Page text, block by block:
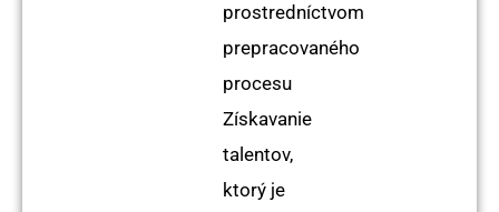
prostredníctvom
prepracovaného
procesu
Získavanie
talentov,
ktorý je